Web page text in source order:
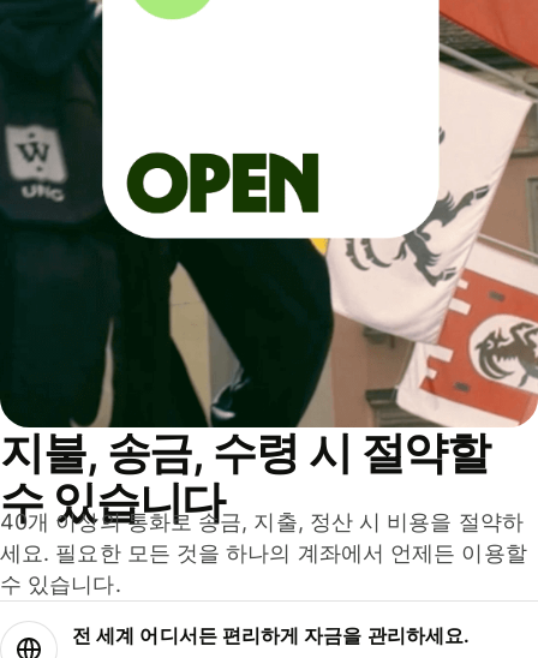
지불, 송금, 수령 시 절약할
수 있습니다
40개 이상의 통화로 송금, 지출, 정산 시 비용을 절약하
세요. 필요한 모든 것을 하나의 계좌에서 언제든 이용할
수 있습니다.
전 세계 어디서든 편리하게 자금을 관리하세요.